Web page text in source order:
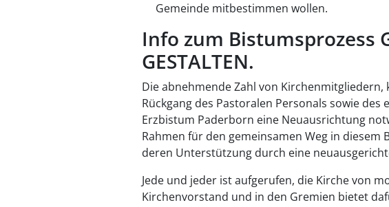
Gemeinde mitbestimmen wollen.
Info zum Bistumsprozess
GESTALTEN.
Die abnehmende Zahl von
Rückgang des Pastoralen Personals sowie
Erzbistum Paderborn eine Neuausrichtung
Rahmen für den gemeinsamen Weg in
deren Unterstützung durch eine
Jede und jeder ist aufgerufen, die Kirche von
Kirchenvorstand und in den Gremien bietet